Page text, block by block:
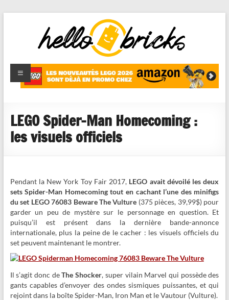
HelloBricks
Blog LEGO,
nouveaut�s
reviews
LEGO Spider-Man Homecoming :
les visuels officiels
Pendant la New York Toy Fair 2017, LEGO avait dévoilé les deux
sets Spider-Man Homecoming tout en cachant l’une des minifigs
du set LEGO 76083 Beware The Vulture (375 pièces, 39,99$) pour
garder un peu de mystère sur le personnage en question. Et
puisqu’il est présent dans la dernière bande-annonce
internationale, plus la peine de le cacher : les visuels officiels du
set peuvent maintenant le montrer.
Il s’agit donc deThe Shocker, super vilain Marvel qui possède des
gants capables d’envoyer des ondes sismiques puissantes, et qui
rejoint dans la boîte Spider-Man, Iron Man et le Vautour (Vulture).